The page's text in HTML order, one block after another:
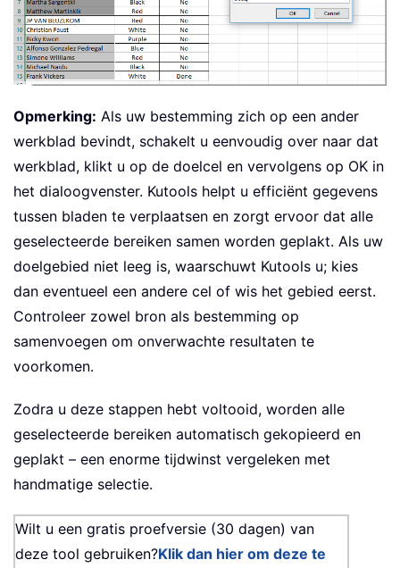
Opmerking: Als uw bestemming zich op een ander
werkblad bevindt, schakelt u eenvoudig over naar dat
werkblad, klikt u op de doelcel en vervolgens op OK in
het dialoogvenster. Kutools helpt u efficiënt gegevens
tussen bladen te verplaatsen en zorgt ervoor dat alle
geselecteerde bereiken samen worden geplakt. Als uw
doelgebied niet leeg is, waarschuwt Kutools u; kies
dan eventueel een andere cel of wis het gebied eerst.
Controleer zowel bron als bestemming op
samenvoegen om onverwachte resultaten te
voorkomen.
Zodra u deze stappen hebt voltooid, worden alle
geselecteerde bereiken automatisch gekopieerd en
geplakt – een enorme tijdwinst vergeleken met
handmatige selectie.
Wilt u een gratis proefversie (30 dagen) van
deze tool gebruiken?Klik dan hier om deze te